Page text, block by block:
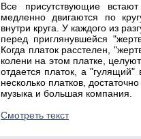
Все присутствующие
медленно двигаются по
внутри круга. У каждого из
перед приглянувшейся
Когда платок расстелен,
колени на этом платке,
отдается платок, а "гулящий"
несколько платков,
музыка и большая компания.
Смотреть текст